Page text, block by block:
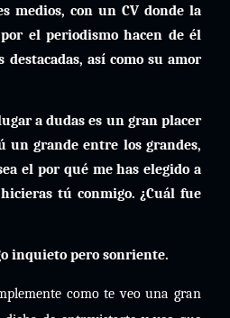
medios, con un CV donde la
el periodismo hacen de él
destacadas, así como su amor
a dudas es un gran placer
un grande entre los grandes,
el por qué me has elegido a
tú conmigo. ¿Cuál fue
inquieto pero sonriente.
como te veo una gran